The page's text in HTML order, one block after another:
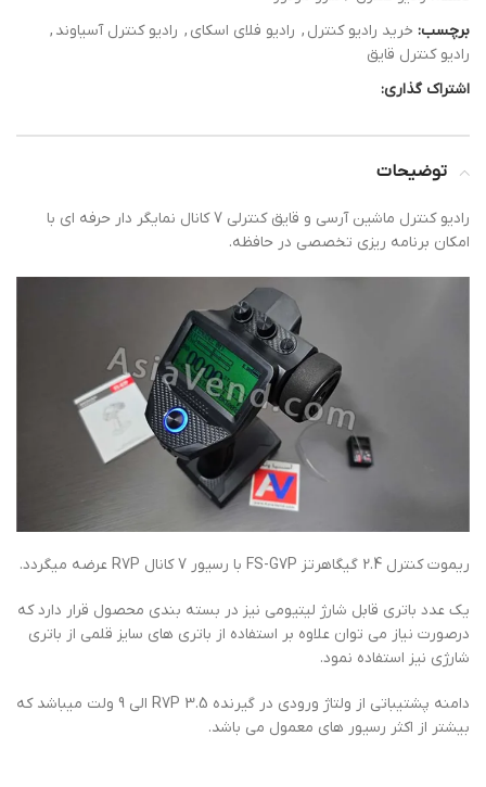
برچسب: خرید رادیو کنترل , رادیو فلای اسکای , رادیو کنترل آسیاوند ,
رادیو کنترل قایق
اشتراک گذاری:
توضیحات
رادیو کنترل ماشین آرسی و قایق کنترلی 7 کانال نمایگر دار حرفه ای با
امکان برنامه ریزی تخصصی در حافظه.
ریموت کنترل 2.4 گیگاهرتز FS-G7P با رسیور 7 کانال R7P عرضه میگردد.
یک عدد باتری قابل شارژ لیتیومی نیز در بسته بندی محصول قرار دارد که
درصورت نیاز می توان علاوه بر استفاده از باتری های سایز قلمی از باتری
شارژی نیز استفاده نمود.
دامنه پشتیباتی از ولتاژ ورودی در گیرنده R7P 3.5 الی 9 ولت میباشد که
بیشتر از اکثر رسیور های معمول می باشد.